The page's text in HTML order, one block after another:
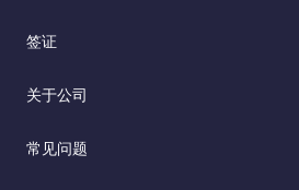
签证
关于公司
常见问题